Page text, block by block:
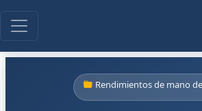
Rendimientos de mano